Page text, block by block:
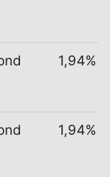
1,94%
1,94%